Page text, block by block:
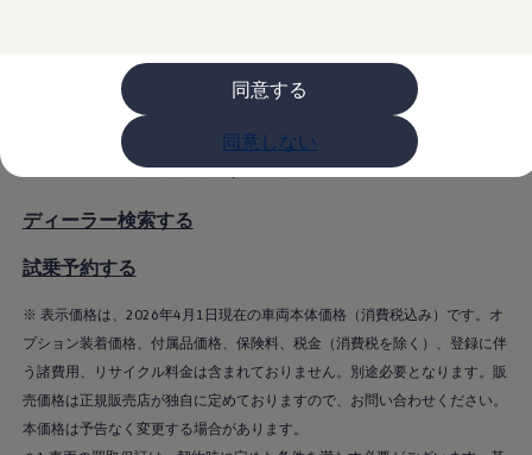
同意する
同意しない
ブランドストーリー
購入検討中の方へ
オファー(購入サポート・金利情報)
Golf お乗り換えを10万円補助
Golf Variant お乗り換えを10万円補助
ファイナンシャルサービス
フォルクスワーゲン自動車保険プラス
Volkswagen Card
お支払いシミュレーション
モデル別月々のお支払い例
ライフスタイルに合ったプランをみつける
カスタマーポータル 登録・ログイン
Match Maker 登録・ログイン
ボーナス月加算額 110,000 円×6回​
最終回の支払い額 1,540,000 円（買取保証付
き）
金利手数料 29,400 円
ディーラー検索する
試乗予約する
※ 表示価格は、2026年4月1日現在の車両本体価格（消費税込み）です。オ
プション装着価格、付属品価格、保険料、税金（消費税を除く）、登録に伴
う諸費用、リサイクル料金は含まれておりません。別途必要となります。販
売価格は正規販売店が独自に定めておりますので、お問い合わせください。
本価格は予告なく変更する場合があります。